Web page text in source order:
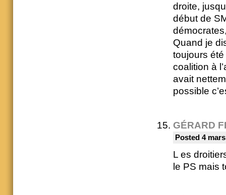
droite,
début de
Quand je
toujours
coalition à
avait
possible
GÉRARD
Posted 4
L es
le PS mais